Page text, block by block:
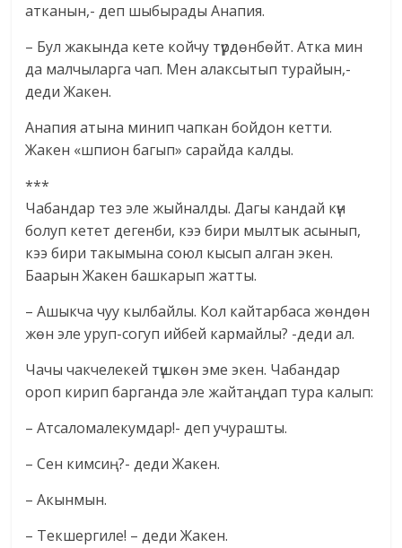
атканын,- деп шыбырады Анапия.
– Бул жакында кете койчу түрдөнбөйт. Атка мин
да малчыларга чап. Мен алаксытып турайын,-
деди Жакен.
Анапия атына минип чапкан бойдон кетти.
Жакен «шпион багып» сарайда калды.
***
Чабандар тез эле жыйналды. Дагы кандай күн
болуп кетет дегенби, кээ бири мылтык асынып,
кээ бири такымына союл кысып алган экен.
Баарын Жакен башкарып жатты.
– Ашыкча чуу кылбайлы. Кол кайтарбаса жөндөн
жөн эле уруп-согуп ийбей кармайлы? -деди ал.
Чачы чакчелекей түшкөн эме экен. Чабандар
ороп кирип барганда эле жайтаңдап тура калып:
– Атсаломалекумдар!- деп учурашты.
– Сен кимсиң?- деди Жакен.
– Акынмын.
– Текшергиле! – деди Жакен.